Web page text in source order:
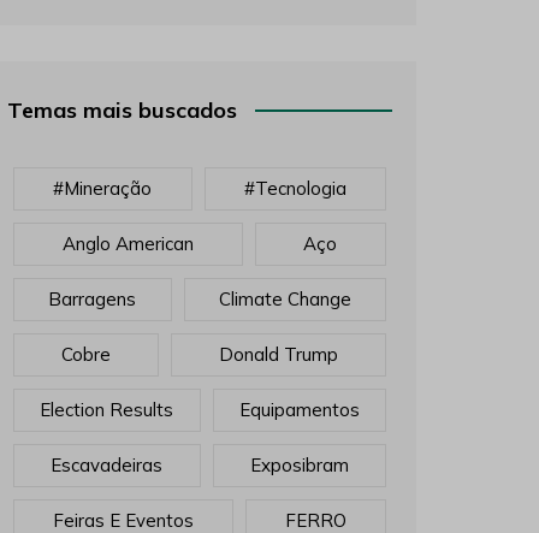
Temas mais buscados
#mineração #tecnologia
Anglo American Aço
Barragens Climate Change
Cobre Donald Trump
Election Results Equipamentos
Escavadeiras Exposibram
Feiras E Eventos FERRO